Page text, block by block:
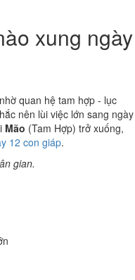
xung ngày
quan hệ tam hợp - lục
nên lùi việc lớn sang ngày
Mão (Tam Hợp) trở xuống,
12 con giáp.
gian.